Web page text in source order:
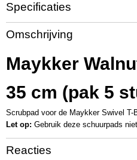
Specificaties
Productcode
MA1000
Omschrijving
Maykker
35 cm (pak 5
Scrubpad voor de Maykker Swivel T-
Let op: Gebruik deze schuurpads
Reacties